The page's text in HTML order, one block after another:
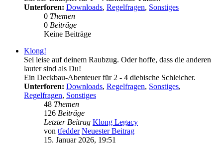
Unterforen: Downloads, Regelfragen, Sonstiges
0 Themen
0 Beiträge
Keine Beiträge
Klong!
Sei leise auf deinem Raubzug. Oder hoffe, dass die anderen
lauter sind als Du!
Ein Deckbau-Abenteuer für 2 - 4 diebische Schleicher.
Unterforen: Downloads, Regelfragen, Sonstiges,
Regelfragen, Sonstiges
48 Themen
126 Beiträge
Letzter Beitrag Klong Legacy
von tfedder Neuester Beitrag
15. Januar 2026, 19:51